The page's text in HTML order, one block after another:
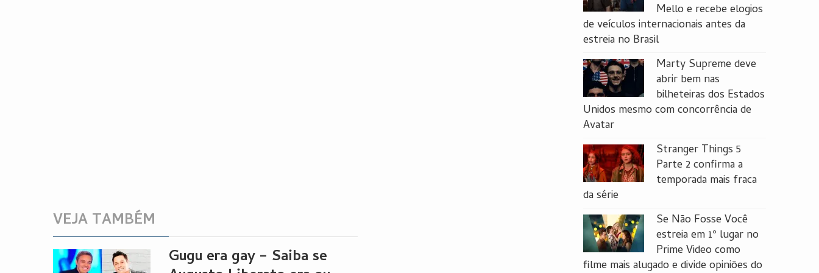
VEJA TAMBÉM
Gugu era gay – Saiba se
Mello e recebe elogios
de veículos internacionais antes da
estreia no Brasil
Marty Supreme deve
abrir bem nas
bilheteiras dos Estados
Unidos mesmo com concorrência de
Avatar
Stranger Things 5
Parte 2 confirma a
temporada mais fraca
da série
Se Não Fosse Você
estreia em 1º lugar no
Prime Video como
filme mais alugado e divide opiniões do